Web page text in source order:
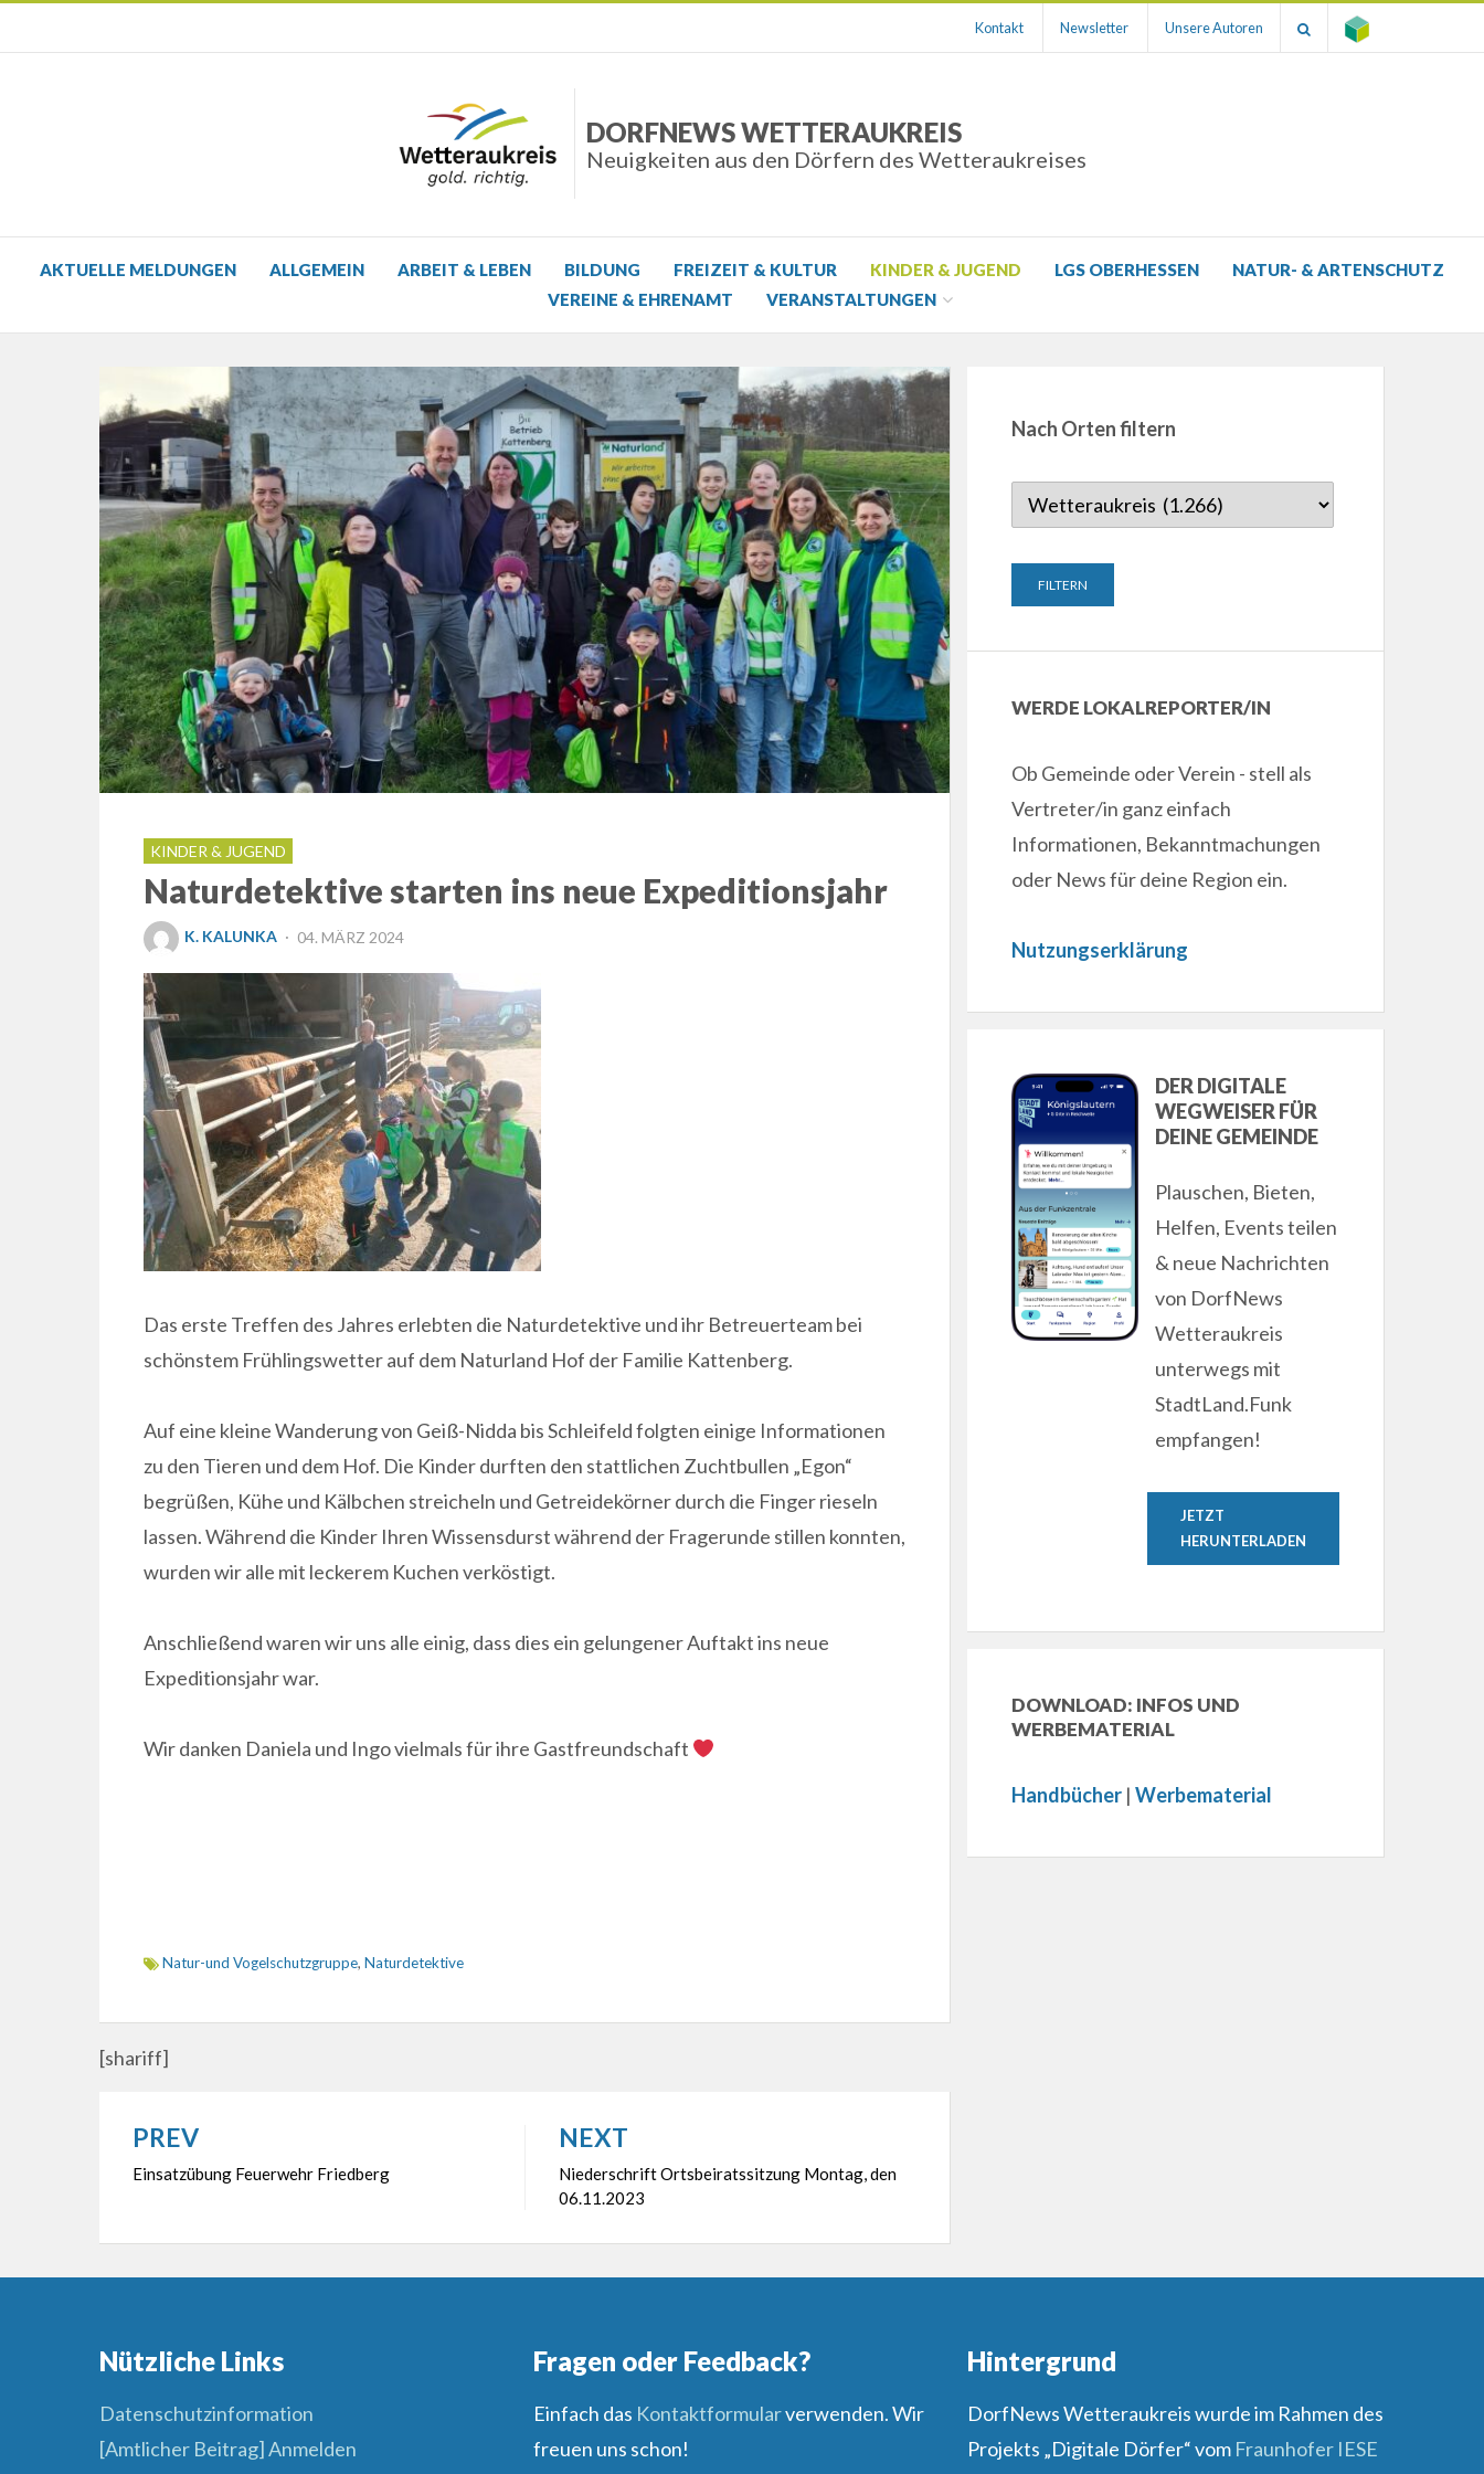
Kontakt Newsletter Unsere Autoren
DORFNEWS WETTERAUKREIS
Neuigkeiten aus den Dörfern des Wetteraukreises
AKTUELLE MELDUNGEN ALLGEMEIN ARBEIT & LEBEN BILDUNG FREIZEIT & KULTUR KINDER & JUGEND LGS OBERHESSEN
NATUR- & ARTENSCHUTZ
VEREINE & EHRENAMT
VERANSTALTUNGEN
KINDER & JUGEND
Naturdetektive starten ins neue Expeditionsjahr
K. KALUNKA
POSTED
04. MÄRZ 2024
Das erste Treffen des Jahres erlebten die Naturdetektive und ihr Betreuerteam bei
schönstem Frühlingswetter auf dem Naturland Hof der Familie Kattenberg.
Auf eine kleine Wanderung von Geiß-Nidda bis Schleifeld folgten einige Informationen
zu den Tieren und dem Hof. Die Kinder durften den stattlichen Zuchtbullen „Egon“
begrüßen, Kühe und Kälbchen streicheln und Getreidekörner durch die Finger rieseln
lassen. Während die Kinder Ihren Wissensdurst während der Fragerunde stillen konnten,
wurden wir alle mit leckerem Kuchen verköstigt.
Anschließend waren wir uns alle einig, dass dies ein gelungener Auftakt ins neue
Expeditionsjahr war.
Wir danken Daniela und Ingo vielmals für ihre Gastfreundschaft
Natur-und Vogelschutzgruppe, Naturdetektive
[shariff]
Beitragsnavigation
PREV
Einsatzübung Feuerwehr Friedberg
NEXT
Niederschrift Ortsbeiratssitzung Montag, den
06.11.2023
Nach Orten filtern
WERDE LOKALREPORTER/IN
Ob Gemeinde oder Verein - stell als
Vertreter/in ganz einfach
Informationen, Bekanntmachungen
oder News für deine Region ein.
Nutzungserklärung
DER DIGITALE
WEGWEISER FÜR
DEINE GEMEINDE
Plauschen, Bieten,
Helfen, Events teilen
& neue Nachrichten
von DorfNews
Wetteraukreis
unterwegs mit
StadtLand.Funk
empfangen!
JETZT
HERUNTERLADEN
DOWNLOAD: INFOS UND
WERBEMATERIAL
Handbücher |Werbematerial
Nützliche Links
Datenschutzinformation
[Amtlicher Beitrag] Anmelden
Fragen oder Feedback?
Einfach das Kontaktformularverwenden. Wir
freuen uns schon!
Hintergrund
DorfNews Wetteraukreis wurde im Rahmen des
Projekts „Digitale Dörfer“ vom Fraunhofer IESE